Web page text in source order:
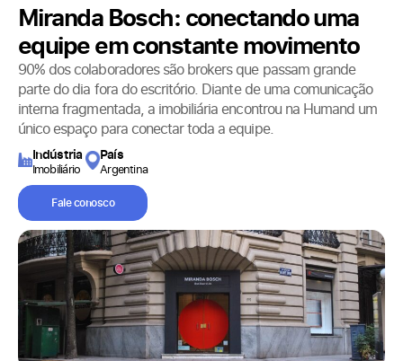
Miranda Bosch: conectando uma
equipe em constante movimento
90% dos colaboradores são brokers que passam grande
parte do dia fora do escritório. Diante de uma comunicação
interna fragmentada, a imobiliária encontrou na Humand um
único espaço para conectar toda a equipe.
Indústria
Imobiliário
País
Argentina
Fale conosco